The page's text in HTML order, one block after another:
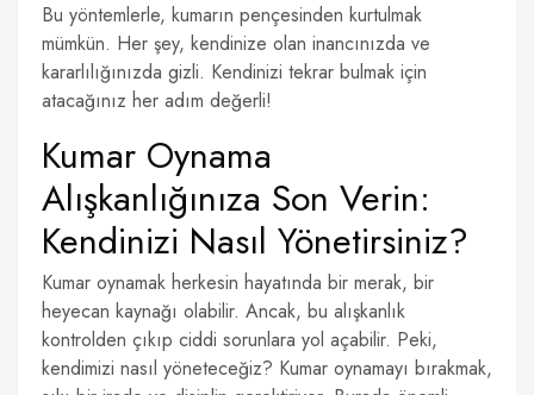
Bu yöntemlerle, kumarın pençesinden kurtulmak
mümkün. Her şey, kendinize olan inancınızda ve
kararlılığınızda gizli. Kendinizi tekrar bulmak için
atacağınız her adım değerli!
Kumar Oynama
Alışkanlığınıza Son Verin:
Kendinizi Nasıl Yönetirsiniz?
Kumar oynamak herkesin hayatında bir merak, bir
heyecan kaynağı olabilir. Ancak, bu alışkanlık
kontrolden çıkıp ciddi sorunlara yol açabilir. Peki,
kendimizi nasıl yöneteceğiz? Kumar oynamayı bırakmak,